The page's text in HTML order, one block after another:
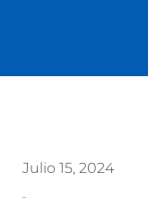
Julio 15, 2024